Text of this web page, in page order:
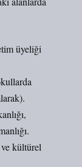
üyeliği
kültürel